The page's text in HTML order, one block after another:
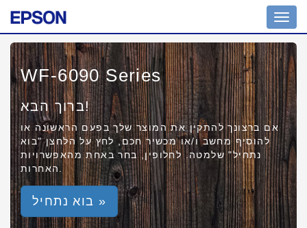
WF-6090 Series
ברוך הבא!
אם ברצונך להתקין את המוצר שלך בפעם הראשונה או
להוסיף מחשב ו/או מכשיר חכם, לחץ על הלחצן "בוא
נתחיל" שלמטה. לחלופין, בחר באחת מהאפשרויות
האחרות.
בוא נתחיל »